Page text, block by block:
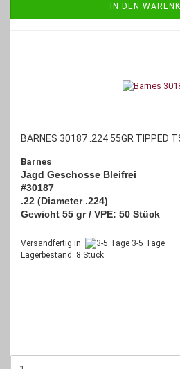
IN DEN
BARNES 30187 .224 55GR TIPPED
Barnes
Jagd Geschosse Bleifrei
#30187
.22 (Diameter .224)
Gewicht 55 gr / VPE: 50 Stück
Versandfertig in:
3-5 Tage
Lagerbestand: 8 Stück